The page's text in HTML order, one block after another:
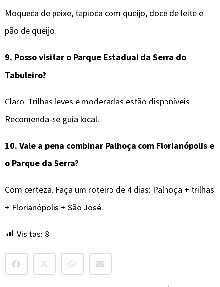
Moqueca de peixe, tapioca com queijo, doce de leite e
pão de queijo.
9. Posso visitar o Parque Estadual da Serra do
Tabuleiro?
Claro. Trilhas leves e moderadas estão disponíveis.
Recomenda-se guia local.
10. Vale a pena combinar Palhoça com Florianópolis e
o Parque da Serra?
Com certeza. Faça um roteiro de 4 dias: Palhoça + trilhas
+ Florianópolis + São José.
Visitas: 8